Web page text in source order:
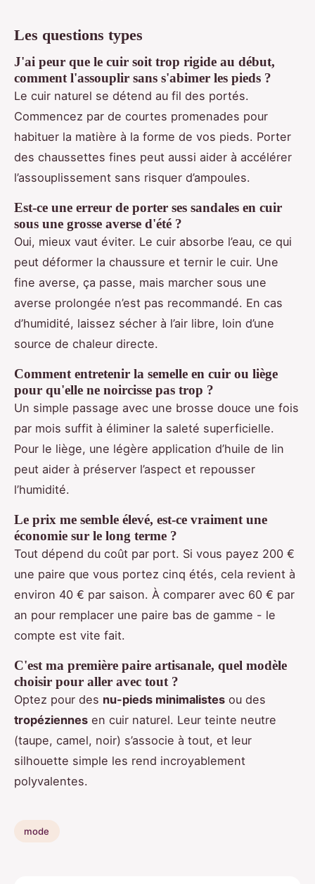
Les questions types
J'ai peur que le cuir soit trop rigide au début,
comment l'assouplir sans s'abimer les pieds ?
Le cuir naturel se détend au fil des portés.
Commencez par de courtes promenades pour
habituer la matière à la forme de vos pieds. Porter
des chaussettes fines peut aussi aider à accélérer
l’assouplissement sans risquer d’ampoules.
Est-ce une erreur de porter ses sandales en cuir
sous une grosse averse d'été ?
Oui, mieux vaut éviter. Le cuir absorbe l’eau, ce qui
peut déformer la chaussure et ternir le cuir. Une
fine averse, ça passe, mais marcher sous une
averse prolongée n’est pas recommandé. En cas
d’humidité, laissez sécher à l’air libre, loin d’une
source de chaleur directe.
Comment entretenir la semelle en cuir ou liège
pour qu'elle ne noircisse pas trop ?
Un simple passage avec une brosse douce une fois
par mois suffit à éliminer la saleté superficielle.
Pour le liège, une légère application d’huile de lin
peut aider à préserver l’aspect et repousser
l’humidité.
Le prix me semble élevé, est-ce vraiment une
économie sur le long terme ?
Tout dépend du coût par port. Si vous payez 200 €
une paire que vous portez cinq étés, cela revient à
environ 40 € par saison. À comparer avec 60 € par
an pour remplacer une paire bas de gamme - le
compte est vite fait.
C'est ma première paire artisanale, quel modèle
choisir pour aller avec tout ?
Optez pour des nu-pieds minimalistes ou des
tropéziennes en cuir naturel. Leur teinte neutre
(taupe, camel, noir) s’associe à tout, et leur
silhouette simple les rend incroyablement
polyvalentes.
mode